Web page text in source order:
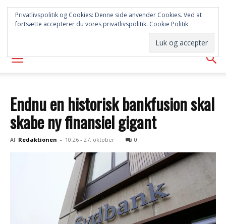
SYD
AVISEN
Endnu en historisk bankfusion skal
skabe ny finansiel gigant
Af Redaktionen - 10:26 - 27. oktober 0
Privatlivspolitik og Cookies: Denne side anvender Cookies. Ved at
fortsætte accepterer du vores privatlivspolitik. Cookie Politik